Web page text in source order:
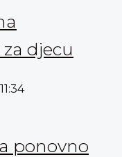
djecu
11:34
ponovno